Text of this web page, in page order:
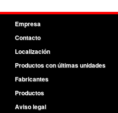
Empresa
Contacto
Localización
Productos con últimas unidades
Fabricantes
Productos
Aviso legal